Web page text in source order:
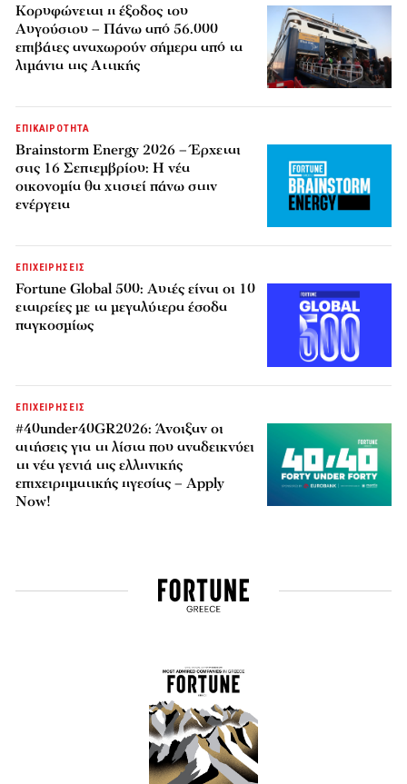
Κορυφώνεται η έξοδος του
Αυγούστου – Πάνω από 56.000
επιβάτες αναχωρούν σήμερα από τα
λιμάνια της Αττικής
ΕΠΙΚΑΙΡΟΤΗΤΑ
Brainstorm Energy 2026 – Έρχεται
στις 16 Σεπτεμβρίου: Η νέα
οικονομία θα χτιστεί πάνω στην
ενέργεια
ΕΠΙΧΕΙΡΗΣΕΙΣ
Fortune Global 500: Αυτές είναι οι 10
εταιρείες με τα μεγαλύτερα έσοδα
παγκοσμίως
ΕΠΙΧΕΙΡΗΣΕΙΣ
#40under40GR2026: Άνοιξαν οι
αιτήσεις για τη λίστα που αναδεικνύει
τη νέα γενιά της ελληνικής
επιχειρηματικής ηγεσίας – Apply
Now!